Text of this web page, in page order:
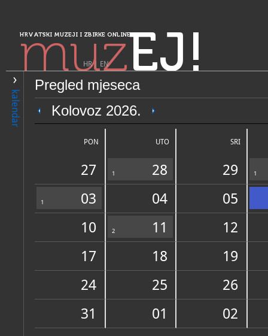
HRVATSKI MUZEJI I ZBIRKE ONLINE
muzEJ!
HR| EN
kalendar
Pregled mjeseca
Kolovoz 2026.
PON UTO SRI
27 1 28 29 1
1 03 04
05
10
2 11
12
17
18
19
24
25
26
31
01 02
PRETRAŽIVANJE
Sjeverozapadna Hrvatska
Muzeji Hrvatskog zagorja -
selo" Kumrovec
OPĆI PODACI
Zbirke